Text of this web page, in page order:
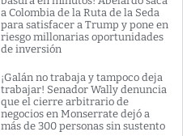
a Colombia de la Ruta de la Seda
para satisfacer a Trump y pone en
riesgo millonarias oportunidades
de inversión
¡Galán no trabaja y tampoco deja
trabajar! Senador Wally denuncia
que el cierre arbitrario de
negocios en Monserrate dejó a
más de 300 personas sin sustento